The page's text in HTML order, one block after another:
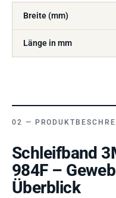
Breite (mm)
Länge in mm
Schleifband
984F –
Überblick